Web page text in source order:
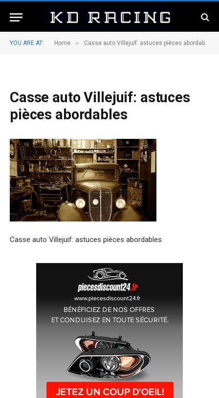
YOU ARE AT: Home » Casse auto Villejuif: astuces pièces abordables
Casse auto Villejuif: astuces
pièces abordables
Casse auto Villejuif: astuces pièces abordables